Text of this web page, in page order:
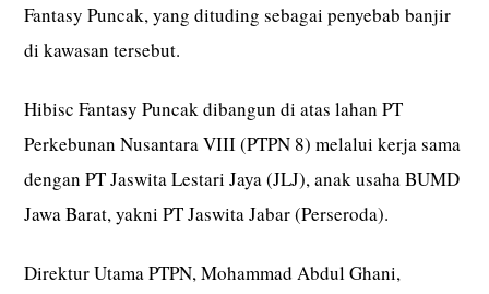
Fantasy Puncak, yang dituding sebagai penyebab banjir
di kawasan tersebut.
Hibisc Fantasy Puncak dibangun di atas lahan PT
Perkebunan Nusantara VIII (PTPN 8) melalui kerja sama
dengan PT Jaswita Lestari Jaya (JLJ), anak usaha BUMD
Jawa Barat, yakni PT Jaswita Jabar (Perseroda).
Direktur Utama PTPN, Mohammad Abdul Ghani,